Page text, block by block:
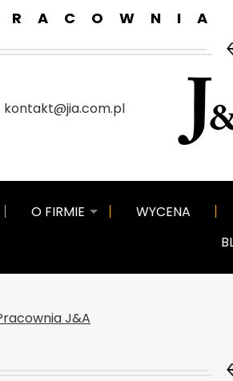
kontakt@jia.com.pl
O FIRMIE WYCENA
J&A